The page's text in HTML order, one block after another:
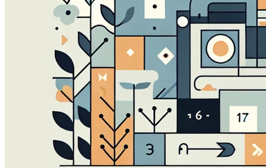
Questi cookie possono essere impostati attraverso il
essere utilizzati da quelle aziende per costruire un
pertinenti su altri siti.
Cookie Preferenze
Questi cookie permettono al sito web di ricordare le
regione in cui ti trovi) e forniscono funzionalità migliorate